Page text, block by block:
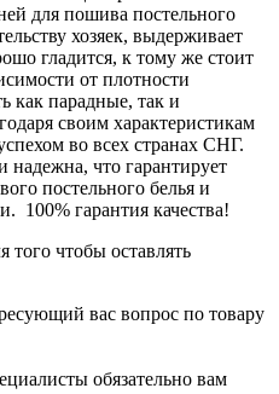
для пошива постельного
хозяек, выдерживает
гладится, к тому же стоит
от плотности
как парадные, так и
своим характеристикам
во всех странах СНГ.
надежна, что гарантирует
постельного белья и
100% гарантия качества!
того чтобы оставлять
вас вопрос по товару
обязательно вам